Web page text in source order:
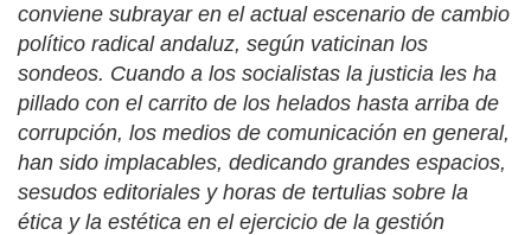
conviene subrayar en el actual escenario de cambio
político radical andaluz, según vaticinan los
sondeos. Cuando a los socialistas la justicia les ha
pillado con el carrito de los helados hasta arriba de
corrupción, los medios de comunicación en general,
han sido implacables, dedicando grandes espacios,
sesudos editoriales y horas de tertulias sobre la
ética y la estética en el ejercicio de la gestión